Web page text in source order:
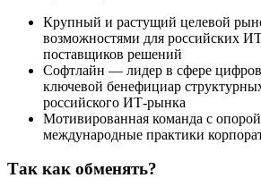
Крупный и растущий целевой
возможностями для российских
поставщиков решений
Софтлайн — лидер в сфере
ключевой бенефициар
российского ИТ-рынка
Мотивированная команда с
международные практики
Так как обменять?